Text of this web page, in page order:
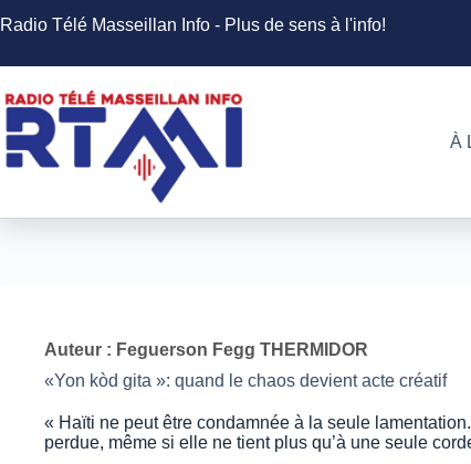
au
Radio Télé Masseillan Info - Plus de sens à l'info!
À
Auteur : Feguerson Fegg THERMIDOR
«Yon kòd gita »: quand le chaos devient acte créatif
« Haïti ne peut être condamnée à la seule
perdue, même si elle ne tient plus qu’à une seule